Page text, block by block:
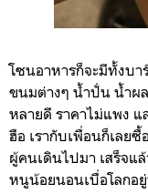
โซนอาหารก็จะมีทั้งบา
ขนมต่างๆ น้ำปั่น น้ำผ
หลายดี ราคาไม่แพง
ฮือ เรากับเพื่อนก็เลย
ผู้คนเดินไปมา เสร็จแ
หนูน้อยนอนเบื่อโลกอ